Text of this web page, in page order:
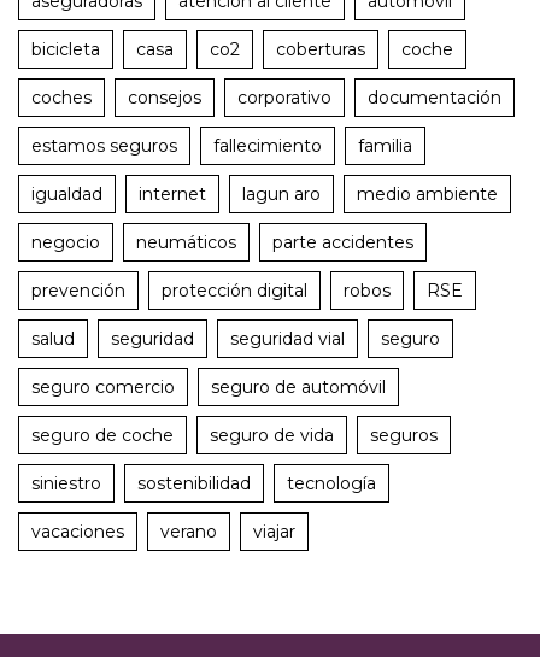
bicicleta casa co2 coberturas coche
coches consejos corporativo documentación
estamos seguros fallecimiento familia
igualdad internet lagun aro medio ambiente
negocio neumáticos parte accidentes
prevención protección digital robos RSE
salud seguridad seguridad vial seguro
seguro comercio seguro de automóvil
seguro de coche seguro de vida seguros
siniestro sostenibilidad tecnología
vacaciones verano viajar